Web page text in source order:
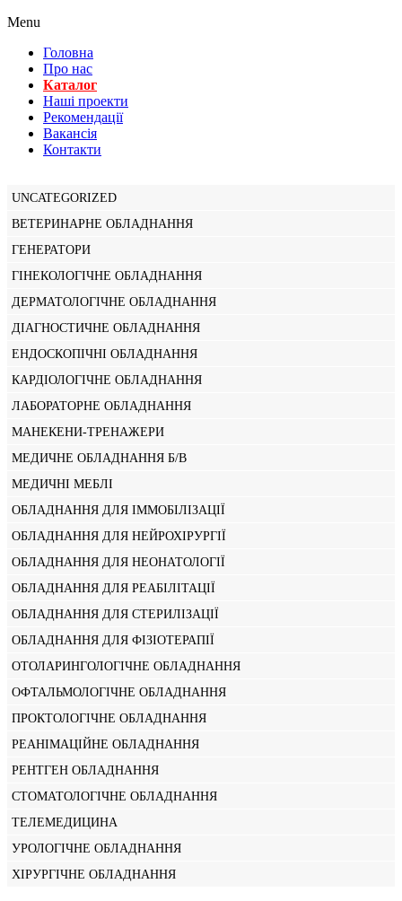
Menu
Головна
Про нас
Каталог
Нашi проекти
Рекомендації
Вакансiя
Контакти
UNCATEGORIZED
ВЕТЕРИНАРНЕ ОБЛАДНАННЯ
ГЕНЕРАТОРИ
ГІНЕКОЛОГІЧНЕ ОБЛАДНАННЯ
ДЕРМАТОЛОГІЧНЕ ОБЛАДНАННЯ
ДІАГНОСТИЧНЕ ОБЛАДНАННЯ
ЕНДОСКОПІЧНІ ОБЛАДНАННЯ
КАРДІОЛОГІЧНЕ ОБЛАДНАННЯ
ЛАБОРАТОРНЕ ОБЛАДНАННЯ
МАНЕКЕНИ-ТРЕНАЖЕРИ
МЕДИЧНЕ ОБЛАДНАННЯ Б/В
МЕДИЧНІ МЕБЛІ
ОБЛАДНАННЯ ДЛЯ ІММОБІЛІЗАЦІЇ
ОБЛАДНАННЯ ДЛЯ НЕЙРОХІРУРГІЇ
ОБЛАДНАННЯ ДЛЯ НЕОНАТОЛОГІЇ
ОБЛАДНАННЯ ДЛЯ РЕАБІЛІТАЦІЇ
ОБЛАДНАННЯ ДЛЯ СТЕРИЛІЗАЦІЇ
ОБЛАДНАННЯ ДЛЯ ФІЗІОТЕРАПІЇ
ОТОЛАРИНГОЛОГІЧНЕ ОБЛАДНАННЯ
ОФТАЛЬМОЛОГІЧНЕ ОБЛАДНАННЯ
ПРОКТОЛОГІЧНЕ ОБЛАДНАННЯ
РЕАНІМАЦІЙНЕ ОБЛАДНАННЯ
РЕНТГЕН ОБЛАДНАННЯ
СТОМАТОЛОГІЧНЕ ОБЛАДНАННЯ
ТЕЛЕМЕДИЦИНА
УРОЛОГІЧНЕ ОБЛАДНАННЯ
ХІРУРГІЧНЕ ОБЛАДНАННЯ